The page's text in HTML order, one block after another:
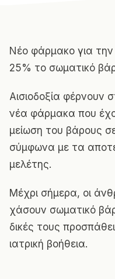
Νέο φάρμακο για την
25% το σωματικό
Αισιοδοξία φέρνουν
νέα φάρμακα που
μείωση του βάρους
σύμφωνα με τα
μελέτης.
Μέχρι σήμερα, οι
χάσουν σωματικό
δικές τους
ιατρική βοήθεια.